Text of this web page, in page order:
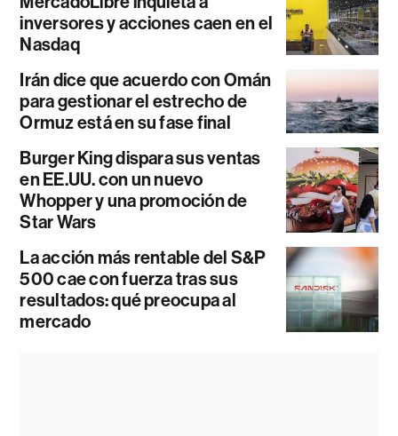
inversores y acciones caen en el
Nasdaq
Irán dice que acuerdo con Omán
para gestionar el estrecho de
Ormuz está en su fase final
Burger King dispara sus ventas
en EE.UU. con un nuevo
Whopper y una promoción de
Star Wars
La acción más rentable del S&P
500 cae con fuerza tras sus
resultados: qué preocupa al
mercado